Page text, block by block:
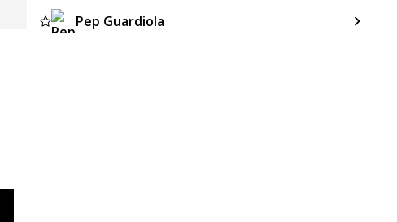
Pep Guardiola